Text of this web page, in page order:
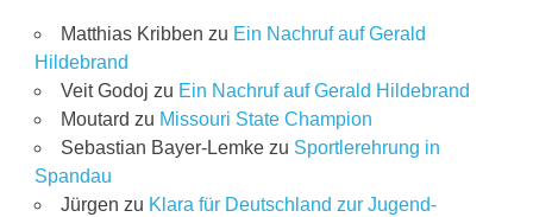
Matthias Kribben zu Ein Nachruf auf Gerald
Hildebrand
Veit Godoj zu Ein Nachruf auf Gerald Hildebrand
Moutard zu Missouri State Champion
Sebastian Bayer-Lemkezu Sportlerehrung in
Spandau
Jürgen zu Klara für Deutschland zur Jugend-